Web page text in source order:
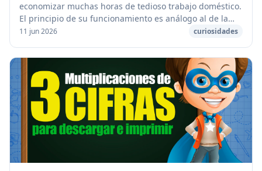
economizar muchas horas de tedioso trabajo doméstico.
El principio de su funcionamiento es análogo al de la
máquina de la lavadora. [caption id="atta...
11 jun 2026 curiosidades